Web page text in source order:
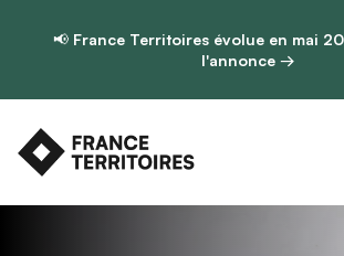
📢 France Territoires évolue en mai
l'annonce →